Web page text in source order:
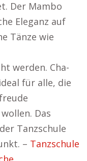
Der Mambo
Eleganz auf
Tänze wie
werden. Cha-
für alle, die
Das
Tanzschule
– Tanzschule